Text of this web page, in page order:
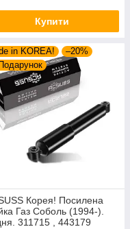
Купити
in KOREA!
–20%
Подарунок
Корея! Посилена
Газ Соболь (1994-).
311715 , 443179